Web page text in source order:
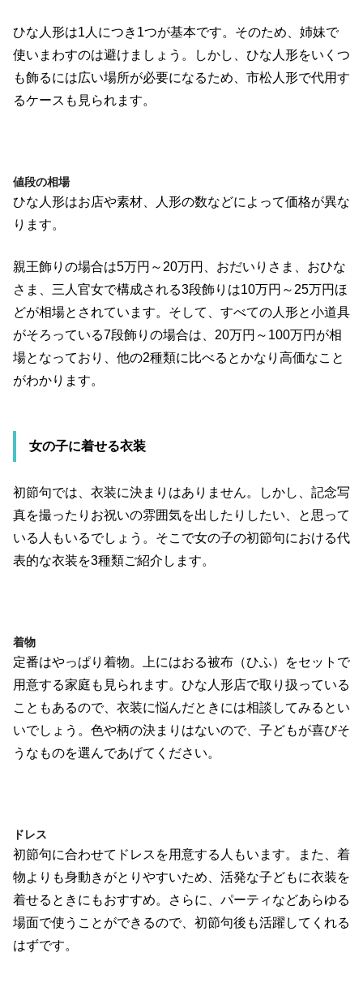
ひな人形は1人につき1つが基本です。そのため、姉妹で
使いまわすのは避けましょう。しかし、ひな人形をいくつ
も飾るには広い場所が必要になるため、市松人形で代用す
るケースも見られます。
値段の相場
ひな人形はお店や素材、人形の数などによって価格が異な
ります。
親王飾りの場合は5万円～20万円、おだいりさま、おひな
さま、三人官女で構成される3段飾りは10万円～25万円ほ
どが相場とされています。そして、すべての人形と小道具
がそろっている7段飾りの場合は、20万円～100万円が相
場となっており、他の2種類に比べるとかなり高価なこと
がわかります。
女の子に着せる衣装
初節句では、衣装に決まりはありません。しかし、記念写
真を撮ったりお祝いの雰囲気を出したりしたい、と思って
いる人もいるでしょう。そこで女の子の初節句における代
表的な衣装を3種類ご紹介します。
着物
定番はやっぱり着物。上にはおる被布（ひふ）をセットで
用意する家庭も見られます。ひな人形店で取り扱っている
こともあるので、衣装に悩んだときには相談してみるとい
いでしょう。色や柄の決まりはないので、子どもが喜びそ
うなものを選んであげてください。
ドレス
初節句に合わせてドレスを用意する人もいます。また、着
物よりも身動きがとりやすいため、活発な子どもに衣装を
着せるときにもおすすめ。さらに、パーティなどあらゆる
場面で使うことができるので、初節句後も活躍してくれる
はずです。